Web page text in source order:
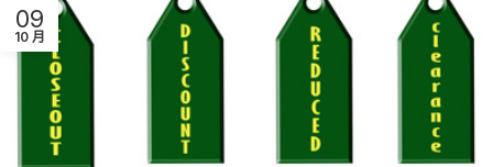
09
10 月